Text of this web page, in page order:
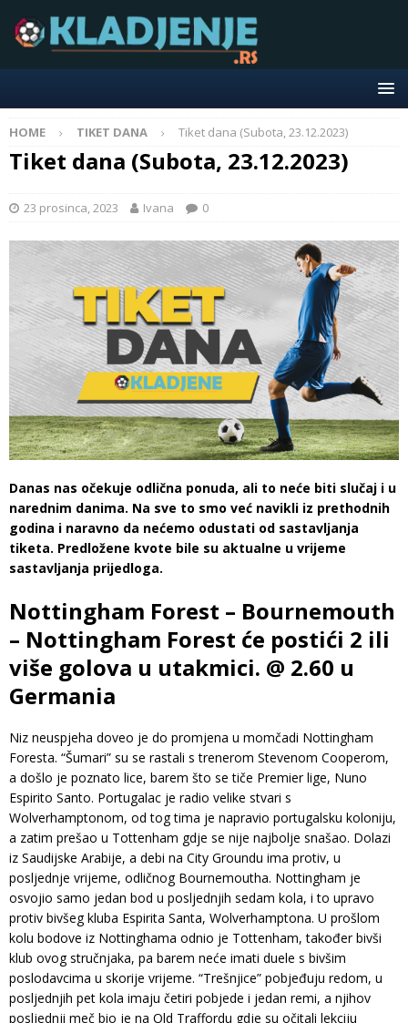
HOME TIKET DANA Tiket dana (Subota, 23.12.2023)
Tiket dana (Subota, 23.12.2023)
23 prosinca, 2023 Ivana 0
Danas nas očekuje odlična ponuda, ali to neće biti slučaj i u
narednim danima. Na sve to smo već navikli iz prethodnih
godina i naravno da nećemo odustati od sastavljanja
tiketa. Predložene kvote bile su aktualne u vrijeme
sastavljanja prijedloga.
Nottingham Forest – Bournemouth
– Nottingham Forest će postići 2 ili
više golova u utakmici. @ 2.60 u
Germania
Niz neuspjeha doveo je do promjena u momčadi Nottingham
Foresta. “Šumari” su se rastali s trenerom Stevenom Cooperom,
a došlo je poznato lice, barem što se tiče Premier lige, Nuno
Espirito Santo. Portugalac je radio velike stvari s
Wolverhamptonom, od tog tima je napravio portugalsku koloniju,
a zatim prešao u Tottenham gdje se nije najbolje snašao. Dolazi
iz Saudijske Arabije, a debi na City Groundu ima protiv, u
posljednje vrijeme, odličnog Bournemoutha. Nottingham je
osvojio samo jedan bod u posljednjih sedam kola, i to upravo
protiv bivšeg kluba Espirita Santa, Wolverhamptona. U prošlom
kolu bodove iz Nottinghama odnio je Tottenham, također bivši
klub ovog stručnjaka, pa barem neće imati duele s bivšim
poslodavcima u skorije vrijeme. “Trešnjice” pobjeđuju redom, u
posljednjih pet kola imaju četiri pobjede i jedan remi, a njihov
posljednji meč bio je na Old Traffordu gdje su očitali lekciju